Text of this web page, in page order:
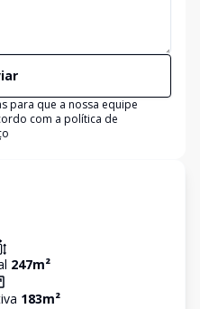
para que a nossa equipe
com a política de
247m²
183m²